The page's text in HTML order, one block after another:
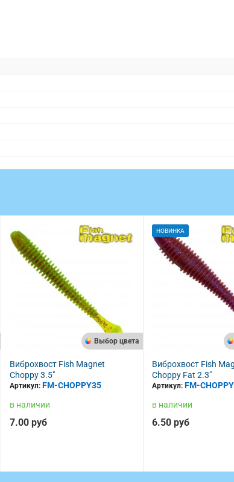
Выбор цвета
Виброхвост Fish Magnet
Choppy 3.5"
Артикул: FM-CHOPPY35
в наличии
7.00 руб
НОВИНКА
Виброхвост Fish
Choppy Fat 2.3"
Артикул: FM-
в наличии
6.50 руб